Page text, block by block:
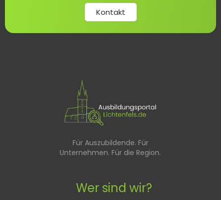
Kontakt
Für Auszubildende. Für
Unternehmen. Für die Region.
Wer sind wir?